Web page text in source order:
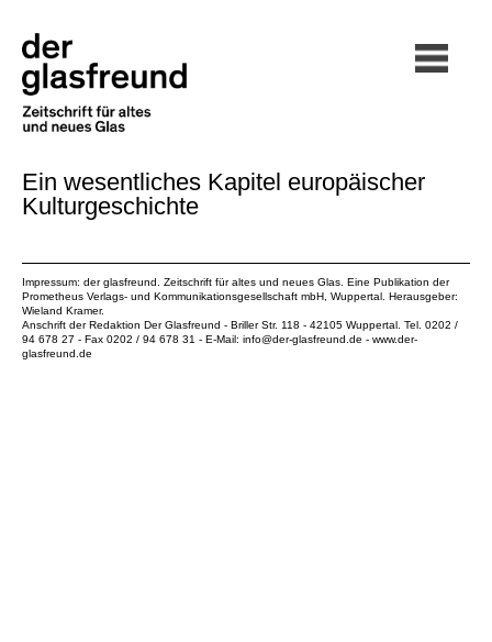
Ein wesentliches Kapitel europäischer
Kulturgeschichte
Impressum: der glasfreund. Zeitschrift für altes und neues Glas. Eine Publikation der
Prometheus Verlags- und Kommunikationsgesellschaft mbH , Wuppertal. Herausgeber:
Wieland Kramer.
Anschrift der Redaktion Der Glasfreund - Briller Str. 118 - 42105 Wuppertal. Tel. 0202 /
94 678 27 - Fax 0202 / 94 678 31 - E-Mail: info@der-glasfreund.de - www.der-
glasfreund.de